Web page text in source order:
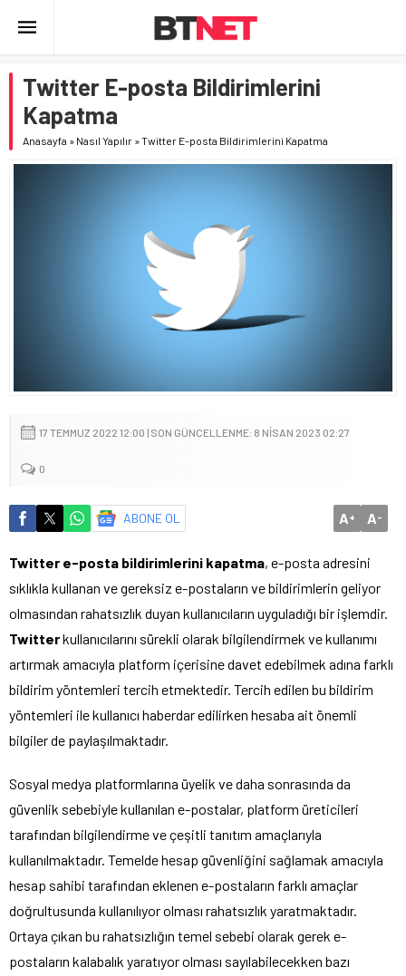
Twitter E-posta Bildirimlerini
Kapatma
Anasayfa » Nasıl Yapılır »Twitter E-posta Bildirimlerini Kapatma
17 TEMMUZ 2022 12:00 | SON GÜNCELLENME: 8 NISAN 2023 02:27
0
ABONE OL A+ A-
Twitter e-posta bildirimlerini kapatma, e-posta adresini
sıklıkla kullanan ve gereksiz e-postaların ve bildirimlerin geliyor
olmasından rahatsızlık duyan kullanıcıların uyguladığı bir işlemdir.
Twitterkullanıcılarını sürekli olarak bilgilendirmek ve kullanımı
artırmak amacıyla platform içerisine davet edebilmek adına farklı
bildirim yöntemleri tercih etmektedir. Tercih edilen bu bildirim
yöntemleri ile kullanıcı haberdar edilirken hesaba ait önemli
bilgiler de paylaşılmaktadır.
Sosyal medya platformlarına üyelik ve daha sonrasında da
güvenlik sebebiyle kullanılan e-postalar, platform üreticileri
tarafından bilgilendirme ve çeşitli tanıtım amaçlarıyla
kullanılmaktadır. Temelde hesap güvenliğini sağlamak amacıyla
hesap sahibi tarafından eklenen e-postaların farklı amaçlar
doğrultusunda kullanılıyor olması rahatsızlık yaratmaktadır.
Ortaya çıkan bu rahatsızlığın temel sebebi olarak gerek e-
postaların kalabalık yaratıyor olması sayılabilecekken bazı